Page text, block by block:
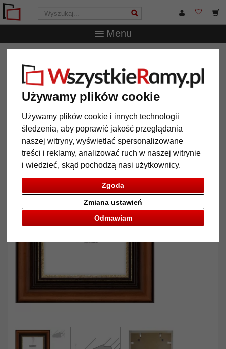
Używamy plików cookie
Używamy plików cookie i innych technologii
śledzenia, aby poprawić jakość przeglądania
naszej witryny, wyświetlać spersonalizowane
treści i reklamy, analizować ruch w naszej witrynie
i wiedzieć, skąd pochodzą nasi użytkownicy.
Zgoda
Odmawiam
Zmiana ustawień
Menu
drewniane
Rama drewniana na wymiar Pinner
Rama drewniana na wymiar
Pinner
Powrót